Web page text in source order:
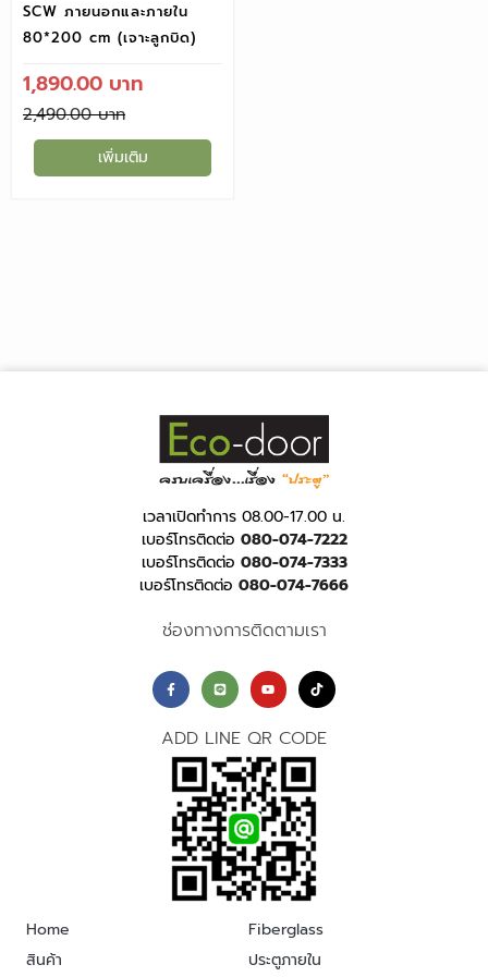
SCW ภายนอกและภายใน
80*200 cm (เจาะลูกบิด)
2,490.00
1,890.00
เพิ่มเติม
เวลาเปิดทำการ 08.00-17.00 น.
เบอร์โทรติดต่อ 080-074-7222
เบอร์โทรติดต่อ 080-074-7333
เบอร์โทรติดต่อ 080-074-7666
ช่องทางการติดตามเรา
ADD LINE QR CODE
Home
สินค้า
Fiberglass
ประตูภายใน